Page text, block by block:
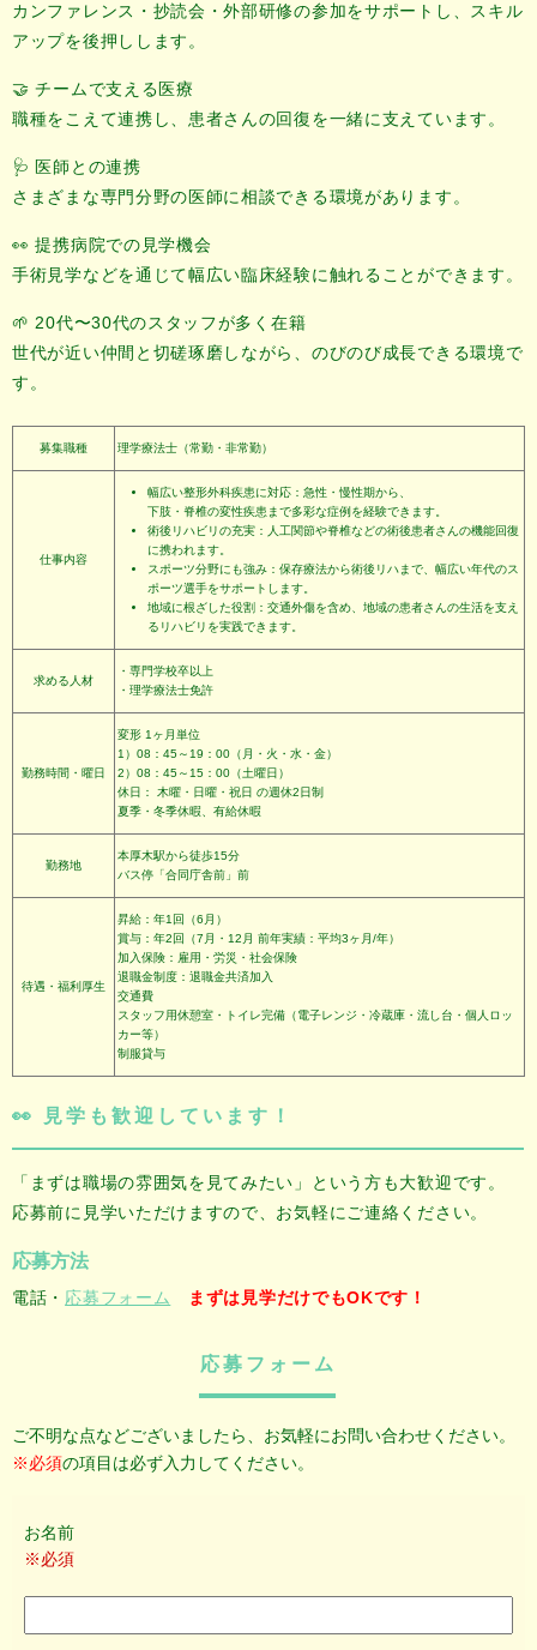
カンファレンス・抄読会・外部研修の参加をサポートし、スキル
アップを後押しします。
🤝 チームで支える医療
職種をこえて連携し、患者さんの回復を一緒に支えています。
🩺 医師との連携
さまざまな専門分野の医師に相談できる環境があります。
👀 提携病院での見学機会
手術見学などを通じて幅広い臨床経験に触れることができます。
🌱 20代〜30代のスタッフが多く在籍
世代が近い仲間と切磋琢磨しながら、のびのび成長できる環境で
す。
募集職種 理学療法士（常勤・非常勤）
仕事内容
幅広い整形外科疾患に対応：急性・慢性期から、
下肢・脊椎の変性疾患まで多彩な症例を経験できます。
術後リハビリの充実：人工関節や脊椎などの術後患者さんの機能回復
に携われます。
スポーツ分野にも強み：保存療法から術後リハまで、幅広い年代のス
ポーツ選手をサポートします。
地域に根ざした役割：交通外傷を含め、地域の患者さんの生活を支え
るリハビリを実践できます。
求める人材
・専門学校卒以上
・理学療法士免許
勤務時間・曜日
変形 1ヶ月単位
1）08：45～19：00（月・火・水・金）
2）08：45～15：00（土曜日）
休日： 木曜・日曜・祝日 の週休2日制
夏季・冬季休暇、有給休暇
勤務地
本厚木駅から徒歩15分
バス停「合同庁舎前」前
待遇・福利厚生
昇給：年1回（6月）
賞与：年2回（7月・12月 前年実績：平均3ヶ月/年）
加入保険：雇用・労災・社会保険
退職金制度：退職金共済加入
交通費
スタッフ用休憩室・トイレ完備（電子レンジ・冷蔵庫・流し台・個人ロッ
カー等）
制服貸与
👀 見学も歓迎しています！
「まずは職場の雰囲気を見てみたい」という方も大歓迎です。
応募前に見学いただけますので、お気軽にご連絡ください。
応募方法
電話・ 応募フォーム まずは見学だけでもOKです！
応募フォーム
ご不明な点などございましたら、お気軽にお問い合わせください。
※必須の項目は必ず入力してください。
お名前
※必須